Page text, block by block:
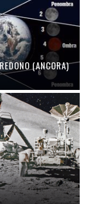
(ANCORA)